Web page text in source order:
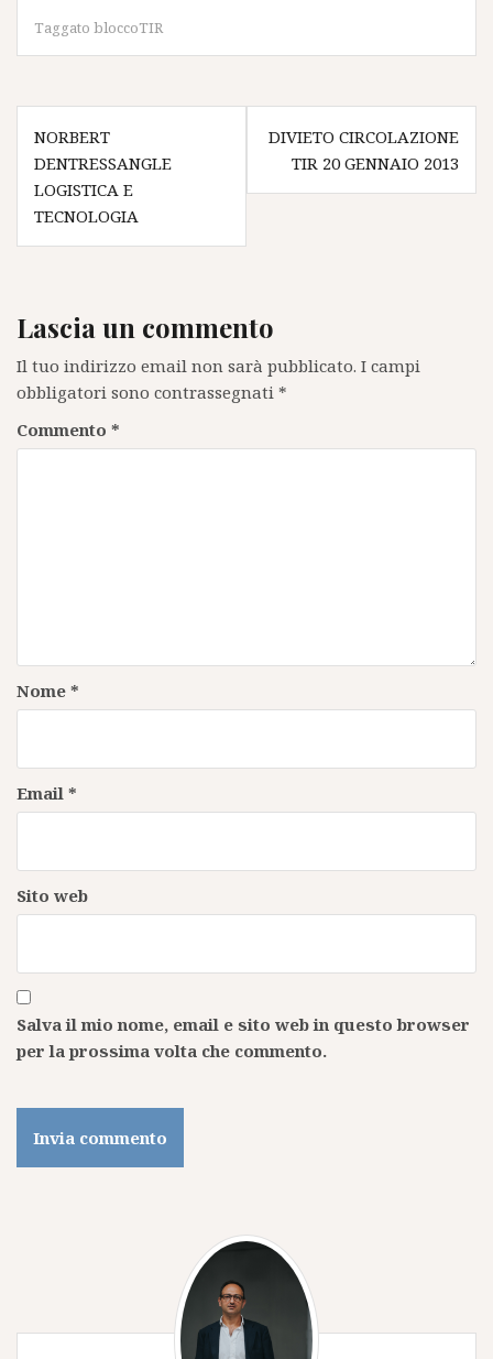
Taggato bloccoTIR
Navigazione
articoli
NORBERT
DENTRESSANGLE
LOGISTICA E
TECNOLOGIA
DIVIETO CIRCOLAZIONE
TIR 20 GENNAIO 2013
Lascia un commento
Il tuo indirizzo email non sarà pubblicato. I campi
obbligatori sono contrassegnati *
Commento *
Nome *
Email *
Sito web
Salva il mio nome, email e sito web in questo browser
per la prossima volta che commento.